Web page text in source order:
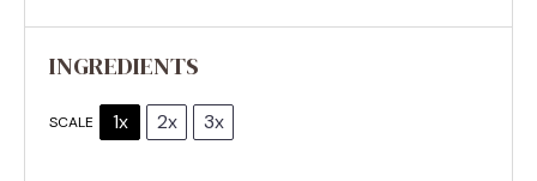
INGREDIENTS
SCALE 1x 2x 3x